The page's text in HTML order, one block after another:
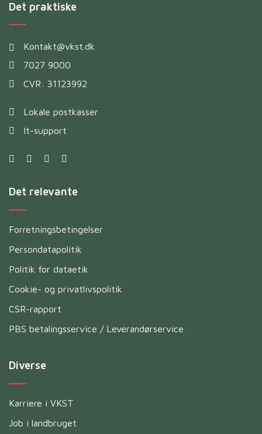
Det praktiske
Kontakt@vkst.dk
7027 9000
CVR: 31123992
Lokale postkasser
It-support
Det relevante
Forretningsbetingelser
Persondatapolitik
Politik for dataetik
Cookie- og privatlivspolitik
CSR-rapport
PBS betalingsservice / Leverandørservice
Diverse
Karriere i VKST
Job i landbruget